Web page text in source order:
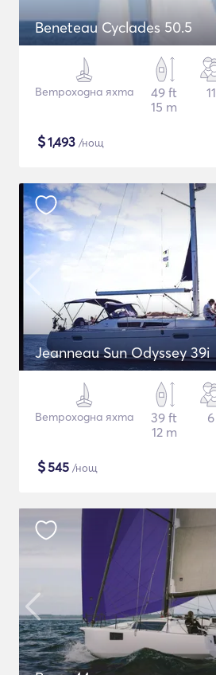
Beneteau Cyclades 50.5
Ветроходна яхта
49 ft
15 m
11
$1,493 /нощ
Jeanneau Sun Odyssey 39i
Ветроходна яхта
39 ft
12 m
6
$545 /нощ